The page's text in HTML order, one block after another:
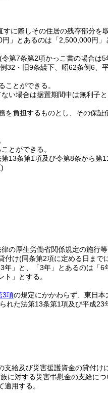
に際しその住居の残存部分を
」とあるのは「2,500,000円
(令第7条第2項かっこ書の場合は5
32・旧9条繰下、昭62条例6、
ことができる。
い場合は据置期間中は無利子
負担するものとし、その保証
とができる。
13条第1項及び令第8条から第
の厚生労働省関係規定の施行
付け(同条第2項に定める日まで
」と、「3年」とあるのは「6
」とする。
3項の規定にかかわらず、東日
れた法第13条第1項及び平成23
給及び災害援護資金の貸付け
に対する災害弔慰金の支給に
用する。